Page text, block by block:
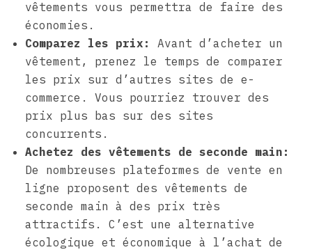
vêtements vous permettra de faire des
économies.
Comparez les prix:
Avant d’acheter un
vêtement, prenez le temps de comparer
les prix sur d’autres sites de e-
commerce. Vous pourriez trouver des
prix plus bas sur des sites
concurrents.
Achetez des vêtements de seconde main:
De nombreuses plateformes de vente en
ligne proposent des vêtements de
seconde main à des prix très
attractifs. C’est une alternative
écologique et économique à l’achat de